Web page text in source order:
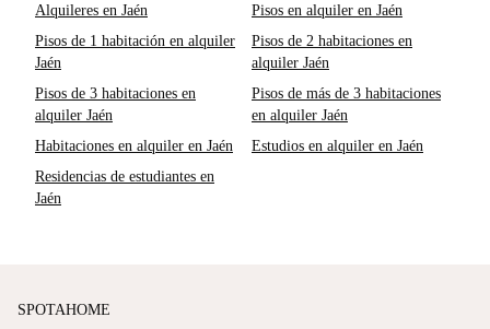
Alquileres en Jaén
Pisos en alquiler en Jaén
Pisos de 1 habitación en alquiler
Jaén
Pisos de 2 habitaciones en
alquiler Jaén
Pisos de 3 habitaciones en
alquiler Jaén
Pisos de más de 3 habitaciones
en alquiler Jaén
Habitaciones en alquiler en Jaén
Estudios en alquiler en Jaén
Residencias de estudiantes en
Jaén
SPOTAHOME